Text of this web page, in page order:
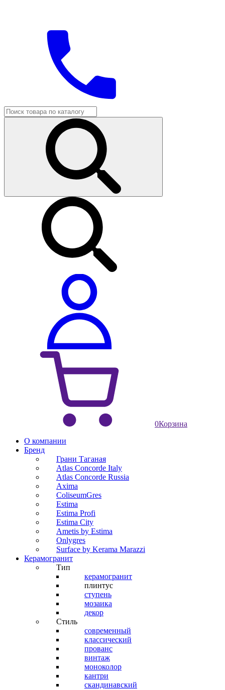
0Корзина
О компании
Бренд
Грани Таганая
Atlas Concorde Italy
Atlas Concorde Russia
Axima
ColiseumGres
Estima
Estima Profi
Estima City
Ametis by Estima
Onlygres
Surface by Kerama Marazzi
Керамогранит
Тип
керамогранит
плинтус
ступень
мозаика
декор
Стиль
современный
классический
прованс
винтаж
моноколор
кантри
скандинавский